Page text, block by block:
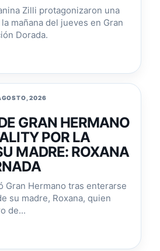
Zilli protagonizaron una
mañana del jueves en Gran
Dorada.
2026
GRAN HERMANO
POR LA
MADRE: ROXANA
Gran Hermano tras enterarse
su madre, Roxana, quien
de...